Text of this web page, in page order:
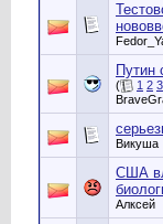
Путин
( 1 2 3
Викуша
США
Алксей